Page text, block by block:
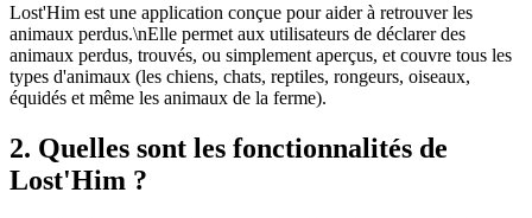
Lost'Him est une application conçue pour aider à retrouver les
animaux perdus.\nElle permet aux utilisateurs de déclarer des
animaux perdus, trouvés, ou simplement aperçus, et couvre tous les
types d'animaux (les chiens, chats, reptiles, rongeurs, oiseaux,
équidés et même les animaux de la ferme).
2. Quelles sont les fonctionnalités de
Lost'Him ?